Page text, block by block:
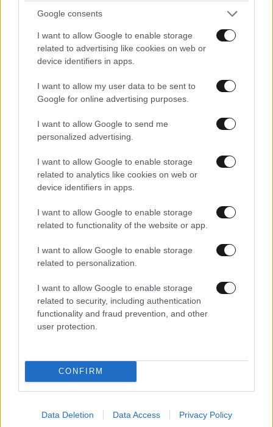
Google consents
I want to allow Google to enable storage
related to advertising like cookies on web or
device identifiers in apps.
I want to allow my user data to be sent to
Google for online advertising purposes.
I want to allow Google to send me
personalized advertising.
I want to allow Google to enable storage
related to analytics like cookies on web or
device identifiers in apps.
I want to allow Google to enable storage
related to functionality of the website or app.
I want to allow Google to enable storage
related to personalization.
I want to allow Google to enable storage
related to security, including authentication
functionality and fraud prevention, and other
user protection.
CONFIRM
Data Deletion Data Access Privacy Policy
Ο δισεκατομμυριούχος επενδυτήςΦραντσέσκο
Γκαετάνο Καλτατζιρόνε, δεύτερος μεγαλύτερος
μέτοχος της Monte dei Paschi, είχε επιχειρήσει να
απομακρύνει τον Λοβάλιο και να τον
αντικαταστήσει με τον στενό συνεργάτη του,
. Ωστόσο, άλλοι σημαντικοί
μέτοχοι, μεταξύ των οποίων και η Banco BPM,
Η αποτυχημένη αυτή προσπάθεια ενδέχεται να
άνοιξε τον δρόμο ώστε ο Καλτατζιρόνε, ο οποίος
θεωρείται ιδιαίτερα ικανός πολιτικός
διαπραγματευτής στη Ρώμη, να στηρίξει τελικά την